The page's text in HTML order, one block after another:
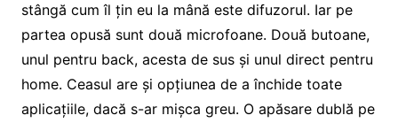
stângă cum îl țin eu la mână este difuzorul. Iar pe
partea opusă sunt două microfoane. Două butoane,
unul pentru back, acesta de sus și unul direct pentru
home. Ceasul are și opțiunea de a închide toate
aplicațiile, dacă s-ar mișca greu. O apăsare dublă pe